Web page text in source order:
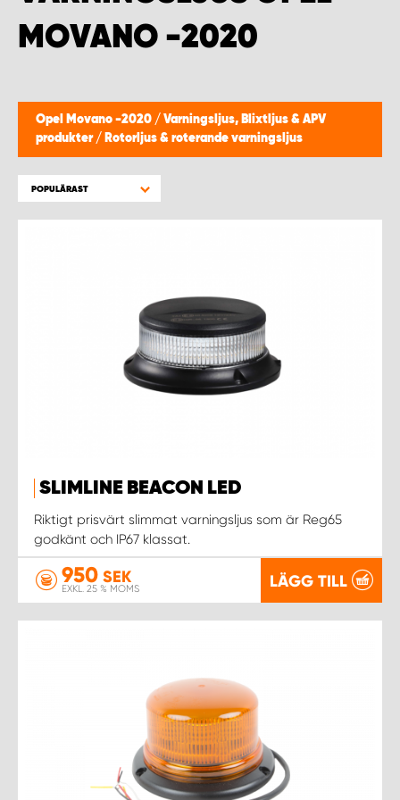
MOVANO -2020
Opel Movano -2020 / Varningsljus, Blixtljus & APV
produkter / Rotorljus & roterande varningsljus
POPULÄRAST
SLIMLINE BEACON LED
Riktigt prisvärt slimmat varningsljus som är Reg65
godkänt och IP67 klassat.
950 SEK
EXKL. 25 % MOMS LÄGG TILL
WORK SYSTEM HELSINGBORG
WORK SYSTEM KALMAR
WORK SYSTEM KARLSTAD
WORK SYSTEM KIRUNA
WORK SYSTEM SKÖVDE
WORK SYSTEM STAFFANSTORP
WORK SYSTEM UMEÅ